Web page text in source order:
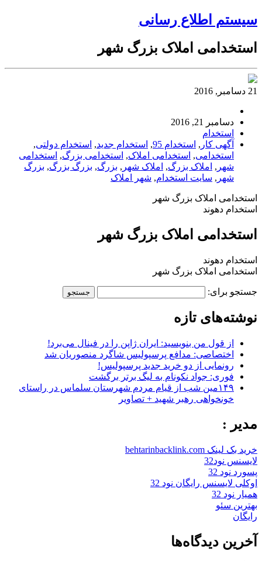
سیستم اطلاع رسانی
استخدامی املاک بزرگ شهر
21 دسامبر, 2016
دسامبر 21, 2016
استخدام
آگهی کار , استخدام 95 , استخدام جدید, استخدام دولتی,
استخدامی, استخدامی املاک, استخدامی بزرگ, استخدامی
شهر , املاک بزرگ, املاک شهر , بزرگ, بزرگ بزرگ, بزرگ
شهر , سایت استخدام, شهر املاک
استخدامی املاک بزرگ شهر
استخدام دهوند
استخدامی املاک بزرگ شهر
استخدام دهوند
استخدامی املاک بزرگ شهر
جستجو برای:
نوشته‌های تازه
از قول من بنویسید: ایران ژاپن را در فینال می‌برد!
اختصاصی: مدافع پرسپولیس شاگرد منصوریان شد
رونمایی از دو خرید جدید پرسپولیس!
فوری: جواد نکونام به لیگ برتر برگشت
۱۴۹مین شب از قیام مردم شهرستان سلماس در راستای
خونخواهی رهبر شهید + تصاویر
مدیر :
خرید بک لینک behtarinbacklink.com
لایسنس نود32
پسورد نود 32
اوکلی لایسنس رایگان نود 32
همیار نود 32
بهترین سئو
رایگان
آخرین دیدگاه‌ها